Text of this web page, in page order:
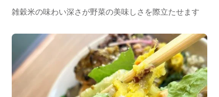
雑穀米の味わい深さが野菜の美味しさを際立たせます